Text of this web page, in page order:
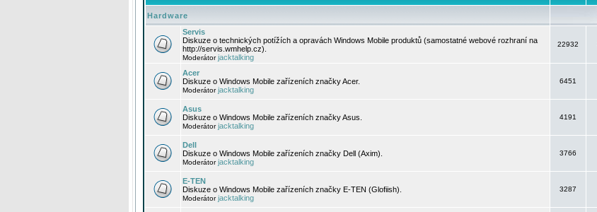
Hardware
Servis
Diskuze o technických potížích a opravách Windows Mobile produktů (samostatné webové rozhraní na
http://servis.wmhelp.cz).
Moderátorjacktalking
22932
Acer
Diskuze o Windows Mobile zařízeních značky Acer.
Moderátorjacktalking
6451
Asus
Diskuze o Windows Mobile zařízeních značky Asus.
Moderátorjacktalking
4191
Dell
Diskuze o Windows Mobile zařízeních značky Dell (Axim).
Moderátorjacktalking
3766
E-TEN
Diskuze o Windows Mobile zařízeních značky E-TEN (Glofiish).
Moderátorjacktalking
3287